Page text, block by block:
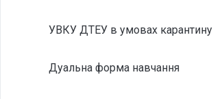
УВКУ ДТЕУ в умовах карантину
Дуальна форма навчання